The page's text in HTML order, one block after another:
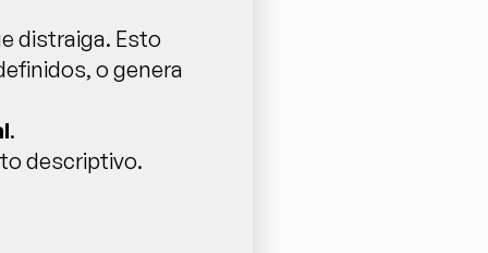
distraiga. Esto
o genera
.
descriptivo.